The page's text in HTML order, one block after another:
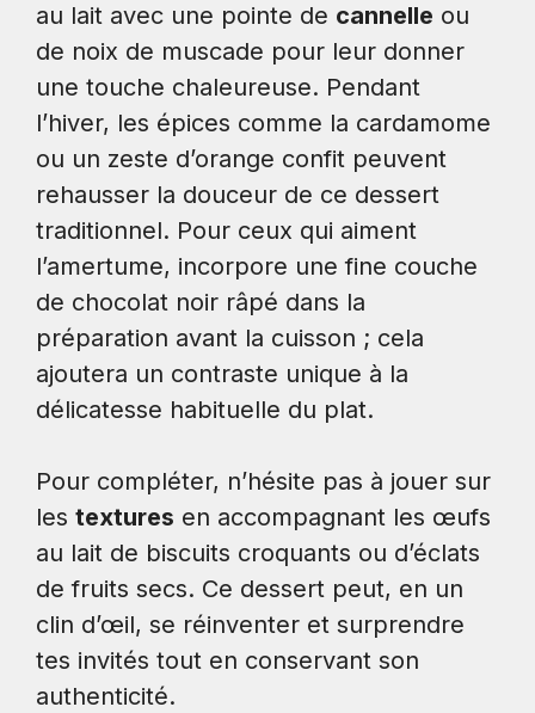
au lait avec une pointe de cannelle ou
de noix de muscade pour leur donner
une touche chaleureuse. Pendant
l’hiver, les épices comme la cardamome
ou un zeste d’orange confit peuvent
rehausser la douceur de ce dessert
traditionnel. Pour ceux qui aiment
l’amertume, incorpore une fine couche
de chocolat noir râpé dans la
préparation avant la cuisson ; cela
ajoutera un contraste unique à la
délicatesse habituelle du plat.
Pour compléter, n’hésite pas à jouer sur
les textures en accompagnant les œufs
au lait de biscuits croquants ou d’éclats
de fruits secs. Ce dessert peut, en un
clin d’œil, se réinventer et surprendre
tes invités tout en conservant son
authenticité.